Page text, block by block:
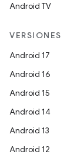
Android TV
VERSIONES
Android 17
Android 16
Android 15
Android 14
Android 13
Android 12